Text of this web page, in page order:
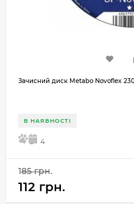
Зачисний диск Metabo Novoflex
В НАЯВНОСТІ
5 4
185 грн.
112 грн.